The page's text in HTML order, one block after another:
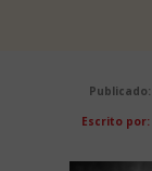
Publicado:
Escrito